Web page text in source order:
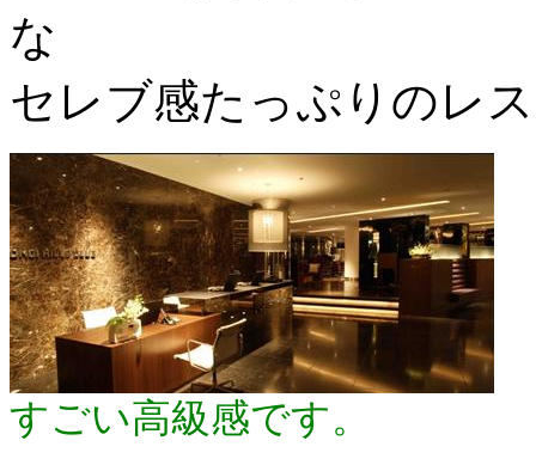
な
セレブ感たっぷりのレ
すごい高級感です。